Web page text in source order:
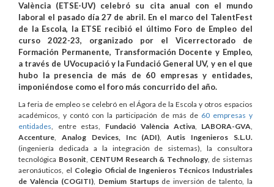
València (ETSE-UV) celebró su cita anual con el mundo
laboral el pasado día 27 de abril. En el marco del TalentFest
de la Escola, la ETSE recibió el último Foro de Empleo del
curso 2022-23, organizado por el Vicerrectorado de
Formación Permanente, Transformación Docente y Empleo,
a través de UVocupació y la Fundació General UV, y en el que
hubo la presencia de más de 60 empresas y entidades,
imponiéndose como el foro más concurrido del año.
La feria de empleo se celebró en el Ágora de la Escola y otros espacios
académicos, y contó con la participación de más de 60 empresas y
entidades, entre estas, Fundació València Activa, LABORA-GVA,
Accenture, Analog Devices, Inc (ADI),Autis Ingenieros S.L.U.
(ingeniería dedicada a la integración de sistemas), la consultora
tecnológica Bosonit, CENTUM Research & Technology, de sistemas
aeronáuticos, el Colegio Oficial de Ingenieros Técnicos Industriales
de València (COGITI), Demium Startupsde inversión de talento, la